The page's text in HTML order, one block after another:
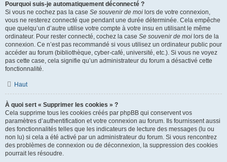
Pourquoi suis-je automatiquement déconnecté ?
Si vous ne cochez pas la case Se souvenir de moi lors de votre connexion,
vous ne resterez connecté que pendant une durée déterminée. Cela empêche
que quelqu’un d’autre utilise votre compte à votre insu en utilisant le même
ordinateur. Pour rester connecté, cochez la case Se souvenir de moi lors de la
connexion. Ce n’est pas recommandé si vous utilisez un ordinateur public pour
accéder au forum (bibliothèque, cyber-café, université, etc.). Si vous ne voyez
pas cette case, cela signifie qu’un administrateur du forum a désactivé cette
fonctionnalité.
Haut
À quoi sert « Supprimer les cookies » ?
Cela supprime tous les cookies créés par phpBB qui conservent vos
paramètres d’authentification et votre connexion au forum. Ils fournissent aussi
des fonctionnalités telles que les indicateurs de lecture des messages (lu ou
non lu) si cela a été activé par un administrateur du forum. Si vous rencontrez
des problèmes de connexion ou de déconnexion, la suppression des cookies
pourrait les résoudre.